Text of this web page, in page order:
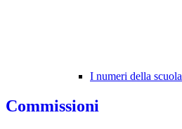
I numeri della scuola
Commissioni